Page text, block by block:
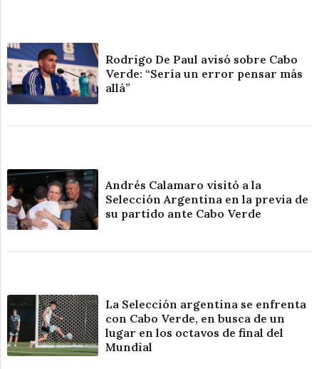
Rodrigo De Paul avisó sobre Cabo
Verde: “Sería un error pensar más
allá”
Andrés Calamaro visitó a la
Selección Argentina en la previa de
su partido ante Cabo Verde
La Selección argentina se enfrenta
con Cabo Verde, en busca de un
lugar en los octavos de final del
Mundial